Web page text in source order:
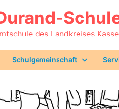
des Landkreises
Schulgemeinschaft